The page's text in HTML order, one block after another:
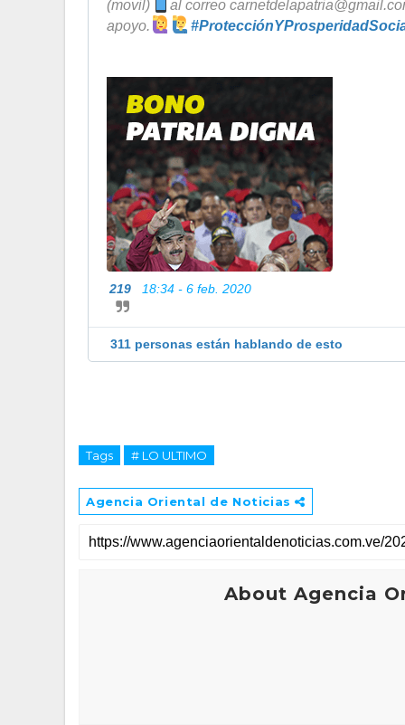
(movil)
al correo
apoyo.
#
219 18:34 - 6 feb. 2020
311 personas están hablando de esto
Tags # LO ULTIMO
Agencia Oriental de Noticias
About Agencia